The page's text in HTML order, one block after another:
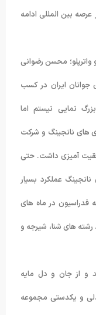
بین المللی ادامه
محسن رضوانی
جوانان ایران در کسب
نمایی نیستم اما
های نانجینگ و شرکت
آمیزی داشت. حتی
عملکرد بسیار
در ماه های
های شنا، شیرجه و
و از جان و دل مایه
و یکدستی مجموعه